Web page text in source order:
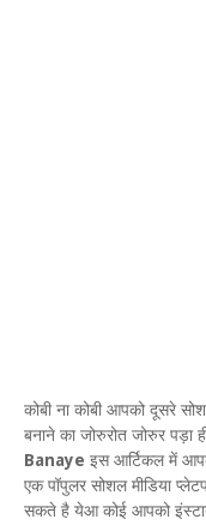
कोबी ना कोबी आपको दूसरे
बनाने का जोरुरोत जोरुर पड़ा
Banaye इस आर्टिकल में
एक पॉपुलर सोशल मीडिया
सकते है येआ कोई आपको